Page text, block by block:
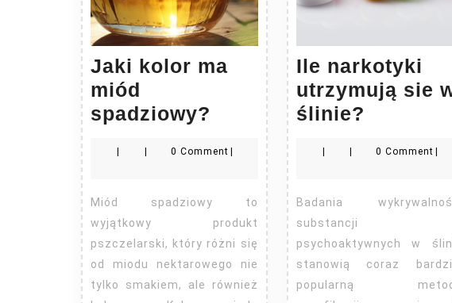
Jaki kolor ma
miód
spadziowy?
ma
spadziowy?
| | 0 Comment |
Miód spadziowy to
wyjątkowy produkt
pszczelarski, który różni się
od miodu nektarowego nie
tylko smakiem, ale również
Ile narkotyki
utrzymują sie
ślinie?
w
| | 0 Comment |
Badania wykrywalności
substancji
psychoaktywnych w
stanowią coraz
popularną